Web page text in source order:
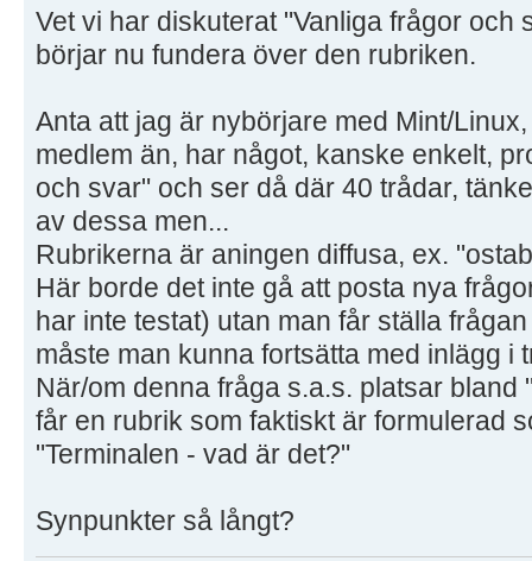
Vet vi har diskuterat "Vanliga frågor och
börjar nu fundera över den rubriken.
Anta att jag är nybörjare med Mint/
medlem än, har något, kanske enkelt,
och svar" och ser då där 40 trådar,
av dessa men...
Rubrikerna är aningen diffusa, ex.
Här borde det inte gå att posta nya
har inte testat) utan man får ställa
måste man kunna fortsätta med inlägg i
När/om denna fråga s.a.s. platsar bland
får en rubrik som faktiskt är formulerad
"Terminalen - vad är det?"
Synpunkter så långt?